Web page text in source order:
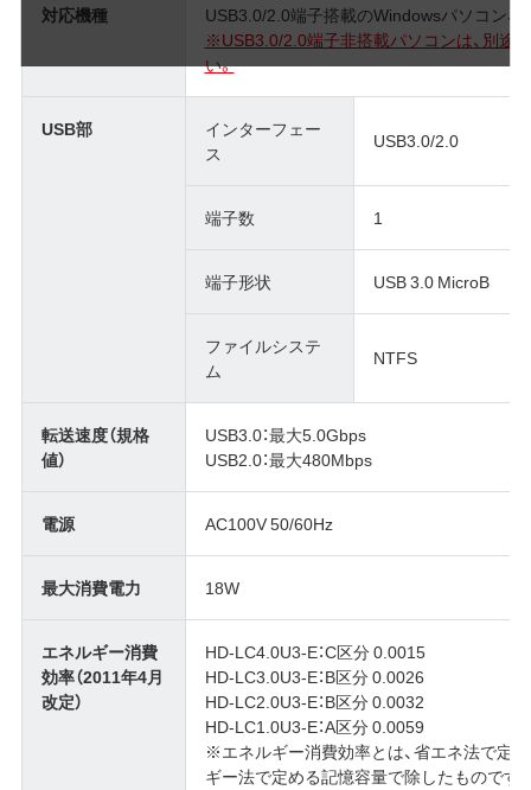
対応機種
USB3.0/2.0端子搭載のWindowsパソコン、
※USB3.0/2.0端子非搭載パソコンは、別途
い。
USB部
インターフェー
ス
USB3.0/2.0
端子数 1
端子形状 USB 3.0 MicroB
ファイルシステ
ム
NTFS
転送速度（規格
値）
USB3.0：最大5.0Gbps
USB2.0：最大480Mbps
電源 AC100V 50/60Hz
最大消費電力 18W
エネルギー消費
効率（2011年4月
改定）
HD-LC4.0U3-E：C区分 0.0015
HD-LC3.0U3-E：B区分 0.0026
HD-LC2.0U3-E：B区分 0.0032
HD-LC1.0U3-E：A区分 0.0059
※エネルギー消費効率とは、省エネ法で定
ギー法で定める記憶容量で除したものです